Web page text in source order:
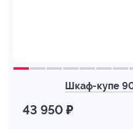
Шкаф-купе
43 950 ₽